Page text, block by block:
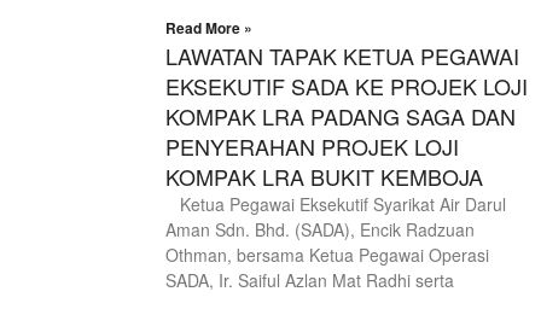
Read More »
LAWATAN TAPAK KETUA PEGAWAI
EKSEKUTIF SADA KE PROJEK LOJI
KOMPAK LRA PADANG SAGA DAN
PENYERAHAN PROJEK LOJI
KOMPAK LRA BUKIT KEMBOJA
Ketua Pegawai Eksekutif Syarikat Air Darul
Aman Sdn. Bhd. (SADA), Encik Radzuan
Othman, bersama Ketua Pegawai Operasi
SADA, Ir. Saiful Azlan Mat Radhi serta